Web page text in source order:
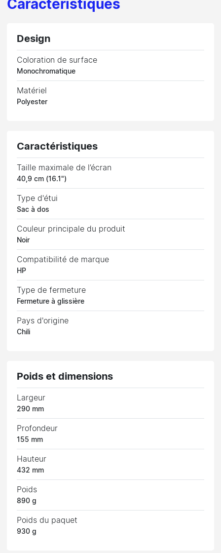
Caractéristiques
Design
Coloration de surface
Monochromatique
Matériel
Polyester
Caractéristiques
Taille maximale de l’écran
40,9 cm (16.1")
Type d'étui
Sac à dos
Couleur principale du produit
Noir
Compatibilité de marque
HP
Type de fermeture
Fermeture à glissière
Pays d'origine
Chili
Poids et dimensions
Largeur
290 mm
Profondeur
155 mm
Hauteur
432 mm
Poids
890 g
Poids du paquet
930 g